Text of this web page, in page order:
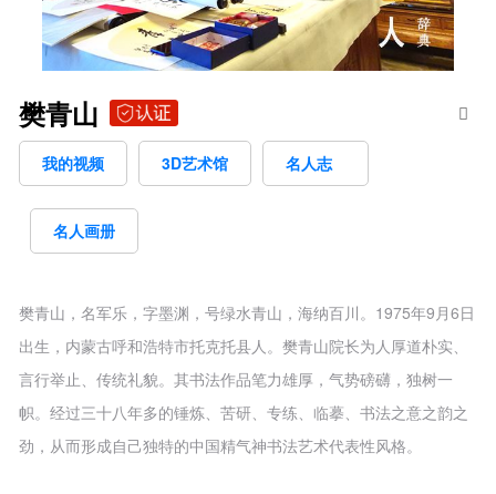
樊青山
我的视频 3D艺术馆 名人志
名人画册
樊青山，名军乐，字墨渊，号绿水青山，海纳百川。1975年9月6日
出生，内蒙古呼和浩特市托克托县人。樊青山院长为人厚道朴实、
言行举止、传统礼貌。其书法作品笔力雄厚，气势磅礴，独树一
帜。经过三十八年多的锤炼、苦研、专练、临摹、书法之意之韵之
劲，从而形成自己独特的中国精气神书法艺术代表性风格。